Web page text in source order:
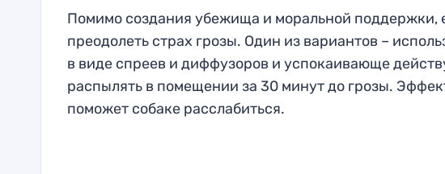
Помимо создания убежища и моральной поддержки,
преодолеть страх грозы. Один из вариантов –
в виде спреев и диффузоров и успокаивающе
распылять в помещении за 30 минут до грозы.
поможет собаке расслабиться.